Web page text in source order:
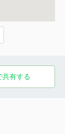
共有する